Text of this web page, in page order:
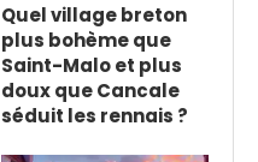
Quel village breton
plus bohème que
Saint-Malo et plus
doux que Cancale
séduit les rennais ?